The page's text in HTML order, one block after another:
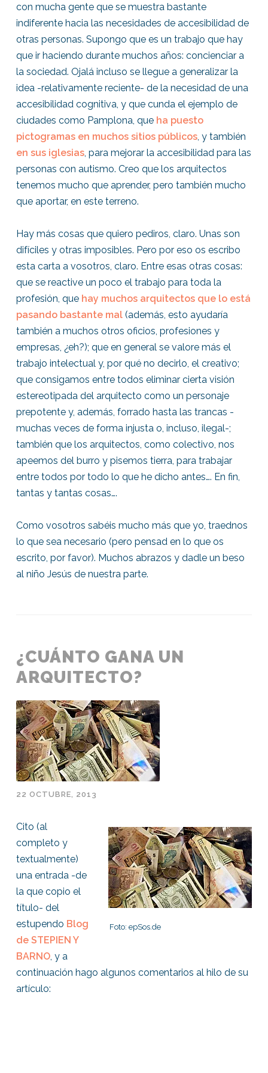
con mucha gente que se muestra bastante
indiferente hacia las necesidades de accesibilidad de
otras personas. Supongo que es un trabajo que hay
que ir haciendo durante muchos años: concienciar a
la sociedad. Ojalá incluso se llegue a generalizar la
idea -relativamente reciente- de la necesidad de una
accesibilidad cognitiva, y que cunda el ejemplo de
ciudades como Pamplona, que ha puesto
pictogramas en muchos sitios públicos, y también
en sus iglesias, para mejorar la accesibilidad para las
personas con autismo. Creo que los arquitectos
tenemos mucho que aprender, pero también mucho
que aportar, en este terreno.
Hay más cosas que quiero pediros, claro. Unas son
difíciles y otras imposibles. Pero por eso os escribo
esta carta a vosotros, claro. Entre esas otras cosas:
que se reactive un poco el trabajo para toda la
profesión, que hay muchos arquitectos que lo está
pasando bastante mal (además, esto ayudaría
también a muchos otros oficios, profesiones y
empresas, ¿eh?); que en general se valore más el
trabajo intelectual y, por qué no decirlo, el creativo;
que consigamos entre todos eliminar cierta visión
estereotipada del arquitecto como un personaje
prepotente y, además, forrado hasta las trancas -
muchas veces de forma injusta o, incluso, ilegal-;
también que los arquitectos, como colectivo, nos
apeemos del burro y pisemos tierra, para trabajar
entre todos por todo lo que he dicho antes…. En fin,
tantas y tantas cosas….
Como vosotros sabéis mucho más que yo, traednos
lo que sea necesario (pero pensad en lo que os
escrito, por favor). Muchos abrazos y dadle un beso
al niño Jesús de nuestra parte.
¿CUÁNTO GANA UN
ARQUITECTO?
22 OCTUBRE, 2013
Foto: epSos.de
Cito (al
completo y
textualmente)
una entrada -de
la que copio el
título- del
estupendo Blog
de STEPIEN Y
BARNO, y a
continuación hago algunos comentarios al hilo de su
artículo: